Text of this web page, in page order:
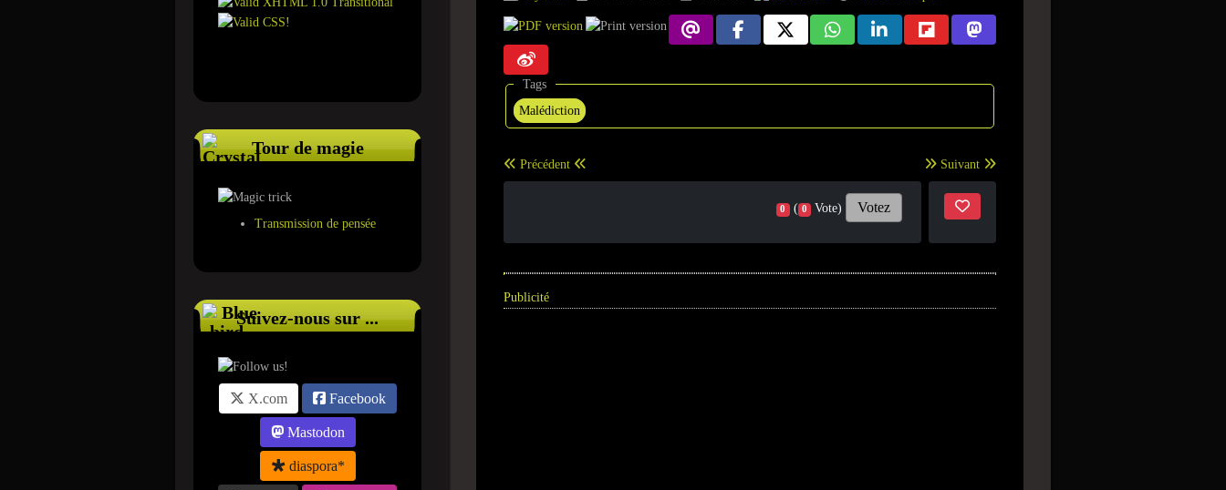
Tour de magie
Transmission de pensée
Suivez-nous sur ...
X.com Facebook
Mastodon
diaspora*
Tags
Malédiction
Précédent Suivant
0 ( 0 Vote) Votez
Publicité